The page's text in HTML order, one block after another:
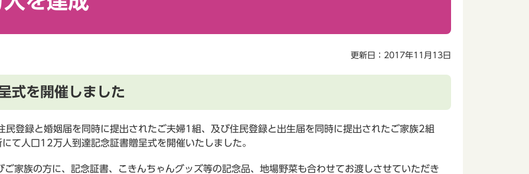
更新日：2017年11月13日
式を開催しました
登録と婚姻届を同時に提出されたご夫婦1組、及び住民登録と出生届を同時に提出されたご家族2組
て人口12万人到達記念証書贈呈式を開催いたしました。
家族の方に、記念証書、こきんちゃんグッズ等の記念品、地場野菜も合わせてお渡しさせていただき